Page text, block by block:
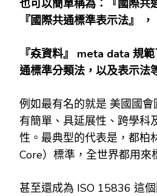
也可以簡單稱為：『國際共
『國際共通標準表示法』
，
『𡘙資料』 meta data 規範
通標準分類法，以及表示法
例如最有名的就是 美國國
有簡單、具延展性、跨學科
性。最典型的代表是，都柏
Core）標準，全世界都用來
甚至還成為 ISO 15836 這